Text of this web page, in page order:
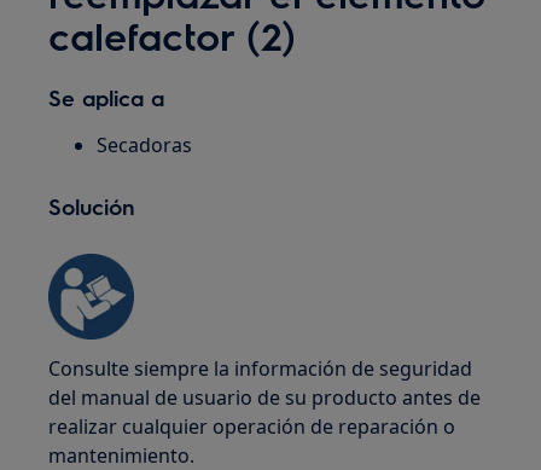
calefactor (2)
Se aplica a
Secadoras
Solución
Consulte siempre la información de seguridad
del manual de usuario de su producto antes de
realizar cualquier operación de reparación o
mantenimiento.